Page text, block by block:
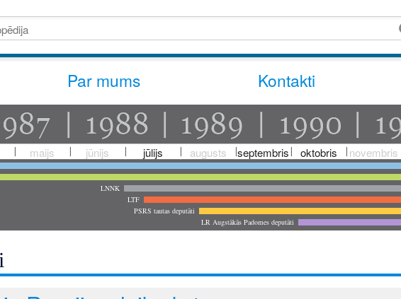
Par mums Kontakti
maijs jūnijs jūlijs augusts septembris oktobris novembris
LNNK
LTF
PSRS tautas deputāti
LR Augstākās Padomes deputāti